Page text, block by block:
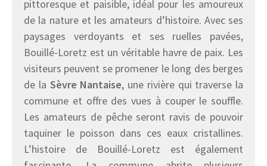
pittoresque et paisible, idéal pour les amoureux
de la nature et les amateurs d’histoire. Avec ses
paysages verdoyants et ses ruelles pavées,
Bouillé-Loretz est un véritable havre de paix. Les
visiteurs peuvent se promener le long des berges
de la Sèvre Nantaise, une rivière qui traverse la
commune et offre des vues à couper le souffle.
Les amateurs de pêche seront ravis de pouvoir
taquiner le poisson dans ces eaux cristallines.
L’histoire de Bouillé-Loretz est également